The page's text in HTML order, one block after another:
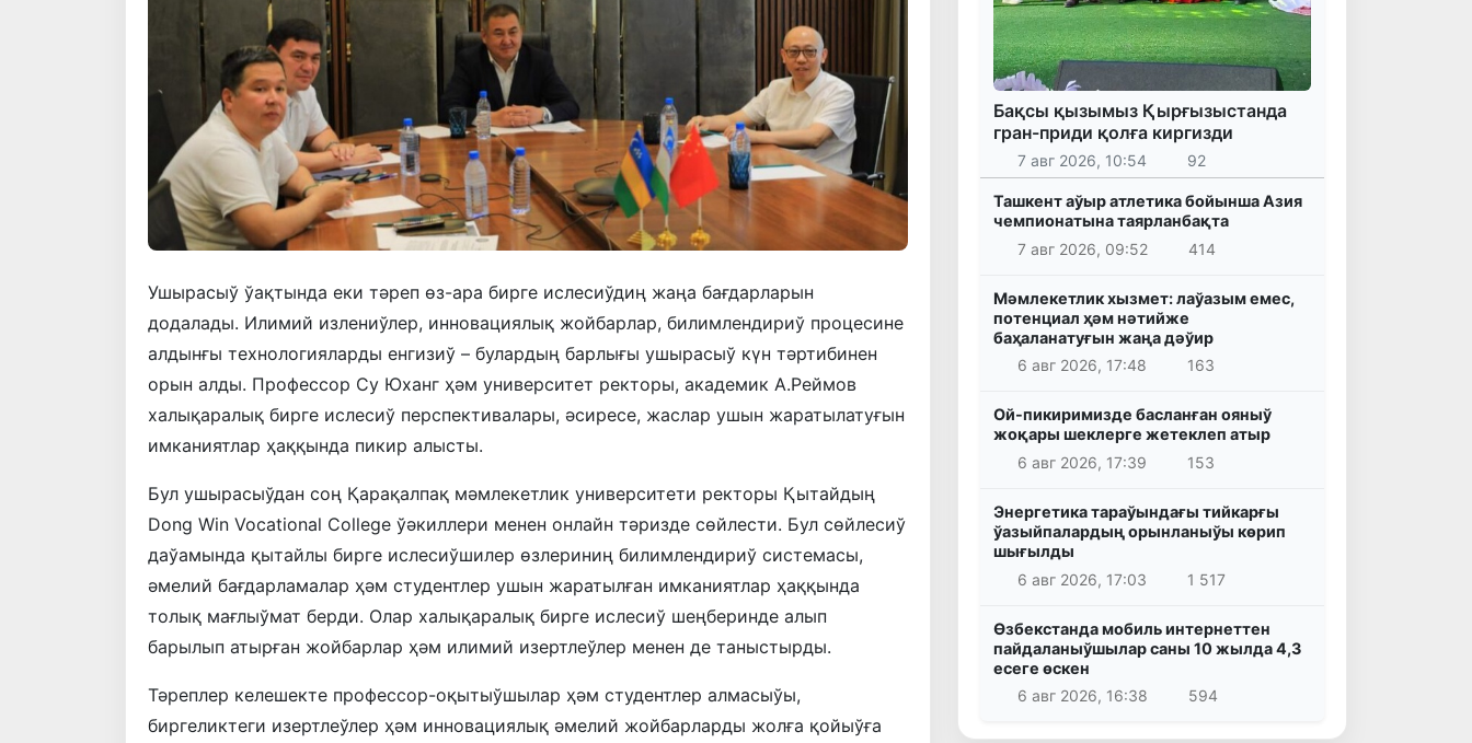
Ушырасыў ўақтында еки тәреп өз-ара бирге ислесиўдиң жаңа бағдарларын
додалады. Илимий излениўлер, инновациялық жойбарлар, билимлендириў процесине
алдынғы технологияларды енгизиў – булардың барлығы ушырасыў күн тәртибинен
орын алды. Профессор Су Юханг ҳәм университет ректоры, академик А.Реймов
халықаралық бирге ислесиў перспективалары, әсиресе, жаслар ушын жаратылатуғын
имканиятлар ҳаққында пикир алысты.
Бул ушырасыўдан соң Қарақалпақ мәмлекетлик университети ректоры Қытайдың
Dong Win Vocational College ўәкиллери менен онлайн тәризде сөйлести. Бул сөйлесиў
даўамында қытайлы бирге ислесиўшилер өзлериниң билимлендириў системасы,
әмелий бағдарламалар ҳәм студентлер ушын жаратылған имканиятлар ҳаққында
толық мағлыўмат берди. Олар халықаралық бирге ислесиў шеңберинде алып
барылып атырған жойбарлар ҳәм илимий изертлеўлер менен де таныстырды.
Тәреплер келешекте профессор-оқытыўшылар ҳәм студентлер алмасыўы,
биргеликтеги изертлеўлер ҳәм инновациялық әмелий жойбарларды жолға қойыўға
Бақсы қызымыз Қырғызыстанда
гран-приди қолға киргизди
7 авг 2026, 10:54 92
Ташкент аўыр атлетика бойынша Азия
чемпионатына таярланбақта
7 авг 2026, 09:52
414
Мәмлекетлик хызмет: лаўазым емес,
потенциал ҳәм нәтийже
баҳаланатуғын жаңа дәўир
6 авг 2026, 17:48
163
Ой-пикиримизде басланған ояныў
жоқары шеклерге жетеклеп атыр
6 авг 2026, 17:39
153
Энергетика тараўындағы тийкарғы
ўазыйпалардың орынланыўы көрип
шығылды
6 авг 2026, 17:03
1 517
Өзбекстанда мобиль интернеттен
пайдаланыўшылар саны 10 жылда 4,3
есеге өскен
6 авг 2026, 16:38
594